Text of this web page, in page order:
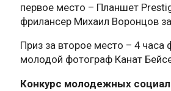
первое место – Планшет
фрилансер Михаил Воронцов
Приз за второе место – 4
молодой фотограф Канат
Конкурс молодежных